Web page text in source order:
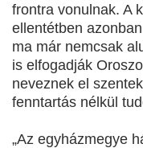
frontra vonulnak. A
ellentétben
ma már nemcsak
is elfogadják
neveznek el
fenntartás nélkül
„Az egyházmegye